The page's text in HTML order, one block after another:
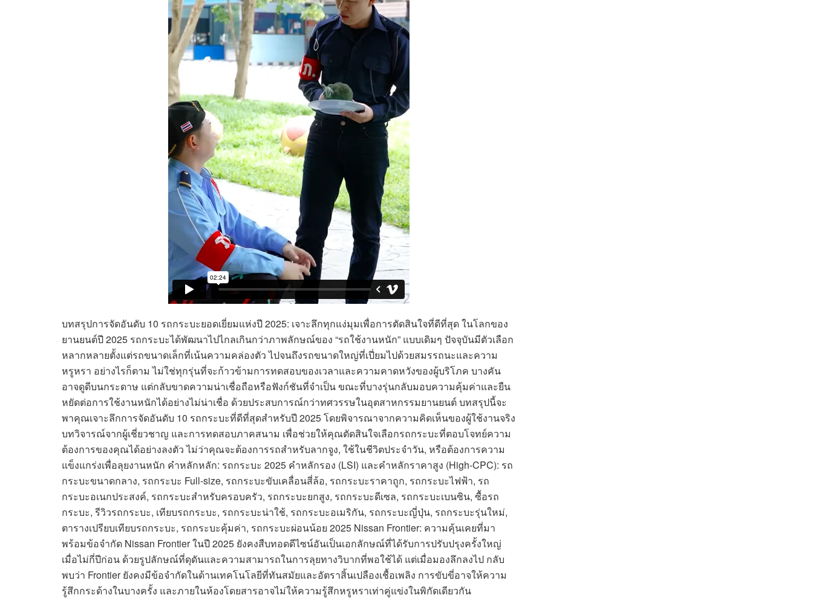
บทสรุปการจัดอันดับ 10 รถกระบะยอดเยี่ยมแห่งปี 2025: เจาะลึกทุกแง่มุมเพื่อการตัดสินใจที่ดีที่สุด ในโลกของ
ยานยนต์ปี 2025 รถกระบะได้พัฒนาไปไกลเกินกว่าภาพลักษณ์ของ “รถใช้งานหนัก” แบบเดิมๆ ปัจจุบันมีตัวเลือก
หลากหลายตั้งแต่รถขนาดเล็กที่เน้นความคล่องตัว ไปจนถึงรถขนาดใหญ่ที่เปี่ยมไปด้วยสมรรถนะและความ
หรูหรา อย่างไรก็ตาม ไม่ใช่ทุกรุ่นที่จะก้าวข้ามการทดสอบของเวลาและความคาดหวังของผู้บริโภค บางคัน
อาจดูดีบนกระดาษ แต่กลับขาดความน่าเชื่อถือหรือฟังก์ชันที่จำเป็น ขณะที่บางรุ่นกลับมอบความคุ้มค่าและยืน
หยัดต่อการใช้งานหนักได้อย่างไม่น่าเชื่อ ด้วยประสบการณ์กว่าทศวรรษในอุตสาหกรรมยานยนต์ บทสรุปนี้จะ
พาคุณเจาะลึกการจัดอันดับ 10 รถกระบะที่ดีที่สุดสำหรับปี 2025 โดยพิจารณาจากความคิดเห็นของผู้ใช้งานจริง
บทวิจารณ์จากผู้เชี่ยวชาญ และการทดสอบภาคสนาม เพื่อช่วยให้คุณตัดสินใจเลือกรถกระบะที่ตอบโจทย์ความ
ต้องการของคุณได้อย่างลงตัว ไม่ว่าคุณจะต้องการรถสำหรับลากจูง, ใช้ในชีวิตประจำวัน, หรือต้องการความ
แข็งแกร่งเพื่อลุยงานหนัก คำหลักหลัก: รถกระบะ 2025 คำหลักรอง (LSI) และคำหลักราคาสูง (High-CPC): รถ
กระบะขนาดกลาง, รถกระบะ Full-size, รถกระบะขับเคลื่อนสี่ล้อ, รถกระบะราคาถูก, รถกระบะไฟฟ้า, รถ
กระบะอเนกประสงค์, รถกระบะสำหรับครอบครัว, รถกระบะยกสูง, รถกระบะดีเซล, รถกระบะเบนซิน, ซื้อรถ
กระบะ, รีวิวรถกระบะ, เทียบรถกระบะ, รถกระบะน่าใช้, รถกระบะอเมริกัน, รถกระบะญี่ปุ่น, รถกระบะรุ่นใหม่,
ตารางเปรียบเทียบรถกระบะ, รถกระบะคุ้มค่า, รถกระบะผ่อนน้อย 2025 Nissan Frontier: ความคุ้นเคยที่มา
พร้อมข้อจำกัด Nissan Frontier ในปี 2025 ยังคงสืบทอดดีไซน์อันเป็นเอกลักษณ์ที่ได้รับการปรับปรุงครั้งใหญ่
เมื่อไม่กี่ปีก่อน ด้วยรูปลักษณ์ที่ดุดันและความสามารถในการลุยทางวิบากที่พอใช้ได้ แต่เมื่อมองลึกลงไป กลับ
พบว่า Frontier ยังคงมีข้อจำกัดในด้านเทคโนโลยีที่ทันสมัยและอัตราสิ้นเปลืองเชื้อเพลิง การขับขี่อาจให้ความ
รู้สึกกระด้างในบางครั้ง และภายในห้องโดยสารอาจไม่ให้ความรู้สึกหรูหราเท่าคู่แข่งในพิกัดเดียวกัน